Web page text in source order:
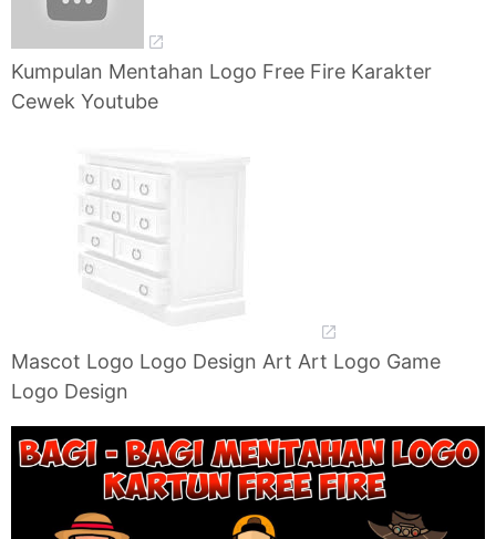
Kumpulan Mentahan Logo Free Fire Karakter
Cewek Youtube
Mascot Logo Logo Design Art Art Logo Game
Logo Design